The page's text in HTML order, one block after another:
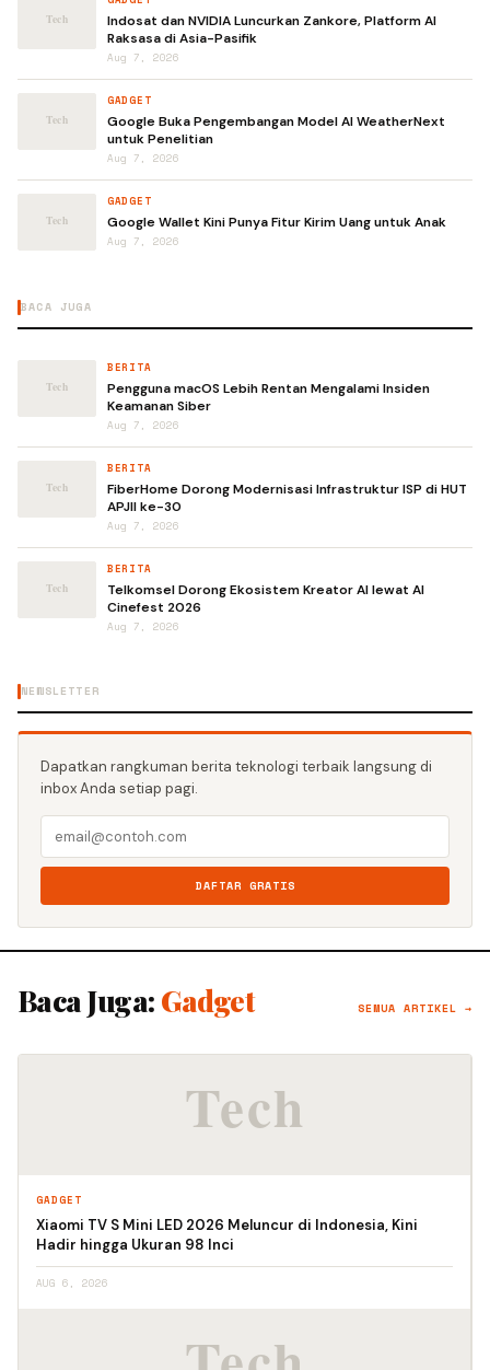
Indosat dan NVIDIA Luncurkan Zankore, Platform AI
Raksasa di Asia-Pasifik
Aug 7, 2026
GADGET
Google Buka Pengembangan Model AI WeatherNext
untuk Penelitian
Aug 7, 2026
GADGET
Google Wallet Kini Punya Fitur Kirim Uang untuk Anak
Aug 7, 2026
BACA JUGA
BERITA
Pengguna macOS Lebih Rentan Mengalami Insiden
Keamanan Siber
Aug 7, 2026
BERITA
FiberHome Dorong Modernisasi Infrastruktur ISP di HUT
APJII ke-30
Aug 7, 2026
BERITA
Telkomsel Dorong Ekosistem Kreator AI lewat AI
Cinefest 2026
Aug 7, 2026
NEWSLETTER
Dapatkan rangkuman berita teknologi terbaik langsung di
inbox Anda setiap pagi.
DAFTAR GRATIS
Baca Juga: Gadget SEMUA ARTIKEL →
GADGET
Xiaomi TV S Mini LED 2026 Meluncur di Indonesia, Kini
Hadir hingga Ukuran 98 Inci
AUG 6, 2026